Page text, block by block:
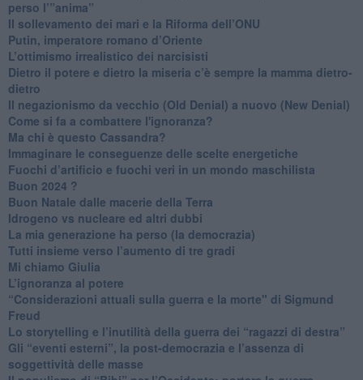
perso l’”anima”
​Il sollevamento dei mari e la Riforma dell’ONU
Putin, imperatore romano d’Oriente
​L’ottimismo irrealistico dei narcisisti
​Dietro il potere e dietro la miseria c’è sempre la mamma dietro-
dietro
Il negazionismo da vecchio (Old Denial) a nuovo (New Denial)
Come si fa a combattere l'ignoranza?
Ma chi è questo Cassandra?
Immaginare le conseguenze delle scelte energetiche
​Fuochi d’artificio e fuochi veri in un mondo maschilista
Buon 2024 ?
​Buon Natale dalle macerie della Terra
​Idrogeno vs nucleare ed altri dubbi
​La mia generazione ha perso (la democrazia)
​Tutti insieme verso l’aumento di tre gradi
Mi chiamo Giulia
L’ignoranza al potere
​“Considerazioni attuali sulla guerra e la morte" di Sigmund
Freud
​Lo storytelling e l’inutilità della guerra dei “ragazzi di destra”
​Gli “eventi esterni”, la post-democrazia e l’assenza di
soggettività delle masse